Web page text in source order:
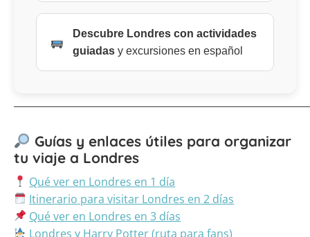
Descubre Londres con actividades
guiadas y excursiones en español
Guías y enlaces útiles para organizar
tu viaje a Londres
Qué ver en Londres en 1 día
Itinerario para visitar Londres en 2 días
Qué ver en Londres en 3 días
Londres y Harry Potter (ruta para fans)